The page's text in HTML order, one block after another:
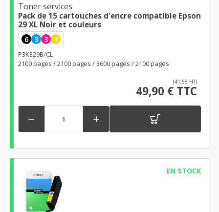
Toner services
Pack de 15 cartouches d'encre compatible Epson
29 XL Noir et couleurs
6 3 3 3
P3KE29B/CL
2100 pages / 2100 pages / 3600 pages / 2100 pages
(41,58 HT)
49,90 € TTC
 
EN STOCK